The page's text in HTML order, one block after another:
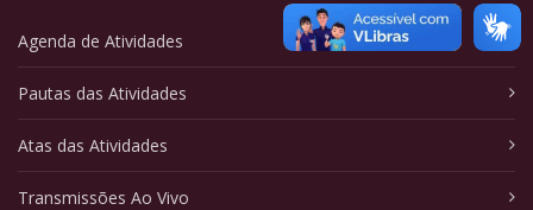
Agenda de Atividades
Pautas das Atividades
Atas das Atividades
Transmissões Ao Vivo